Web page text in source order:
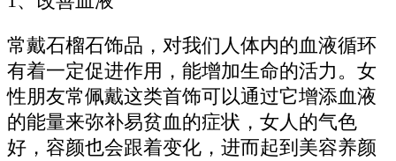
常戴石榴石饰品，对我们人体内的血液循环
有着一定促进作用，能增加生命的活力。女
性朋友常佩戴这类首饰可以通过它增添血液
的能量来弥补易贫血的症状，女人的气色
好，容颜也会跟着变化，进而起到美容养颜